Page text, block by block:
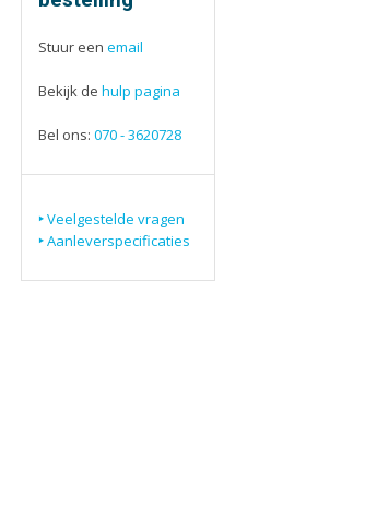
Stuur een email
Bekijk de hulp pagina
Bel ons: 070- 3620728
Veelgestelde vragen
Aanleverspecificaties